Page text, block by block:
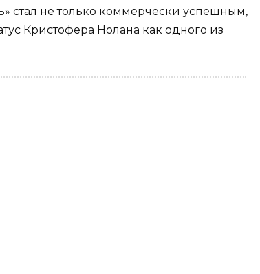
стал не только коммерчески успешным,
Кристофера Нолана как одного из